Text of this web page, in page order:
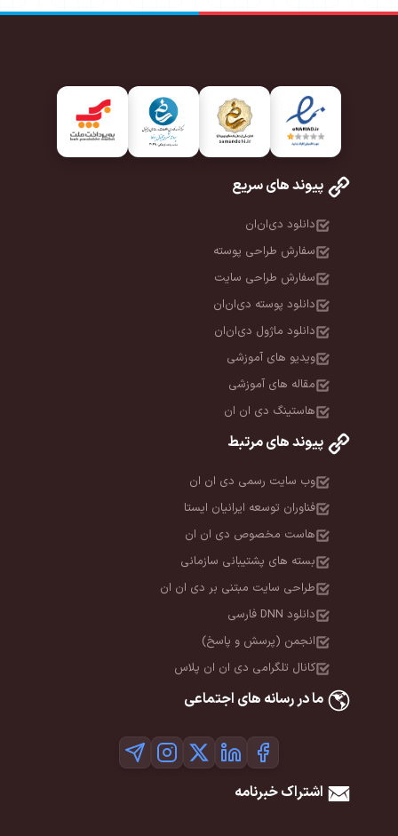
پیوند های سریع
دانلود دی‌ان‌ان
سفارش طراحی پوسته
سفارش طراحی سایت
دانلود پوسته دی‌ان‌ان
دانلود ماژول دی‌ان‌ان
ویدیو های آموزشی
مقاله های آموزشی
هاستینگ دی ان ان
پیوند های مرتبط
وب سایت رسمی دی ان ان
فناوران توسعه ایرانیان ایستا
هاست مخصوص دی ان ان
بسته های پشتیبانی سازمانی
طراحی سایت مبتنی بر دی ان ان
دانلود DNN فارسی
انجمن (پرسش و پاسخ)
کانال تلگرامی دی ان ان پلاس
ما در رسانه های اجتماعی
اشتراک خبرنامه